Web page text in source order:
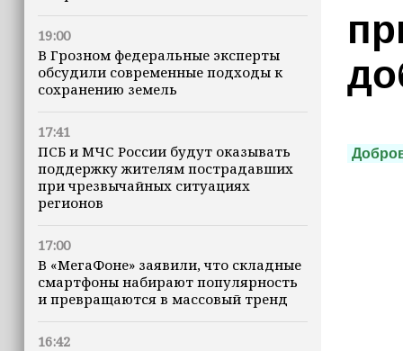
19:00
В Грозном федеральные эксперты
обсудили современные подходы к
сохранению земель
17:41
ПСБ и МЧС России будут оказывать
поддержку жителям пострадавших
при чрезвычайных ситуациях
регионов
17:00
В «МегаФоне» заявили, что складные
смартфоны набирают популярность
и превращаются в массовый тренд
16:42